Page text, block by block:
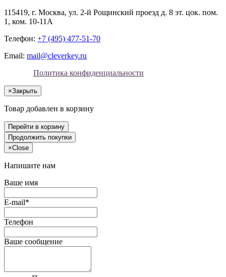
115419, г. Москва, ул. 2-й Рощинский проезд д. 8 эт. цок. пом.
1, ком. 10-11А
Телефон: +7 (495) 477-51-70
Email: mail@cleverkey.ru
Политика конфиденциальности
×Закрыть
Товар добавлен в корзину
Перейти в корзину
Продолжить покупки
×Close
Напишите нам
Ваше имя
E-mail*
Телефон
Ваше сообщение